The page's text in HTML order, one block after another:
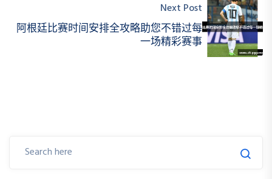
Next Post
阿根廷比赛时间安排全攻略助您不错过每
一场精彩赛事